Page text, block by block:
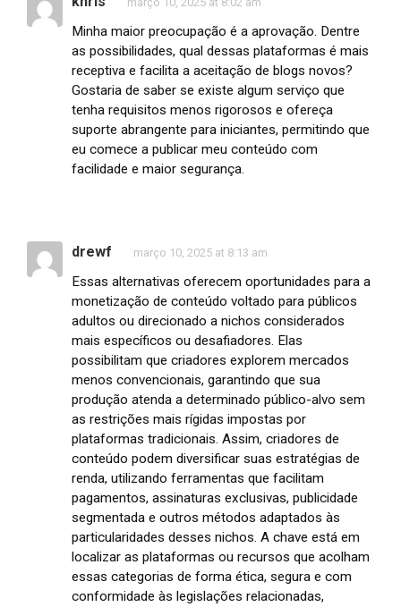
Minha maior preocupação é a aprovação. Dentre
as possibilidades, qual dessas plataformas é mais
receptiva e facilita a aceitação de blogs novos?
Gostaria de saber se existe algum serviço que
tenha requisitos menos rigorosos e ofereça
suporte abrangente para iniciantes, permitindo que
eu comece a publicar meu conteúdo com
facilidade e maior segurança.
drewf março 10, 2025 at 8:13 am
Essas alternativas oferecem oportunidades para a
monetização de conteúdo voltado para públicos
adultos ou direcionado a nichos considerados
mais específicos ou desafiadores. Elas
possibilitam que criadores explorem mercados
menos convencionais, garantindo que sua
produção atenda a determinado público-alvo sem
as restrições mais rígidas impostas por
plataformas tradicionais. Assim, criadores de
conteúdo podem diversificar suas estratégias de
renda, utilizando ferramentas que facilitam
pagamentos, assinaturas exclusivas, publicidade
segmentada e outros métodos adaptados às
particularidades desses nichos. A chave está em
localizar as plataformas ou recursos que acolham
essas categorias de forma ética, segura e com
conformidade às legislações relacionadas,